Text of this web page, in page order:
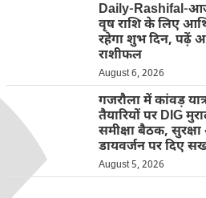
Daily-Rashifal-
वृष राशि के लिए
रहेगा शुभ दिन, पढ़ें
राशीफल
August 6, 2026
गजरौला में कांवड़
तैयारियों पर DIG
समीक्षा बैठक,
डायवर्जन पर दिए
August 5, 2026